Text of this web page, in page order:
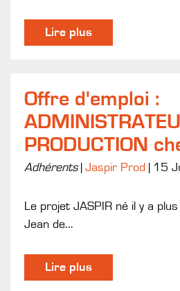
Lire plus
Offre d'emploi :
PRODUCTION
Adhérents Jaspir Prod 15
Le projet JASPIR né il y a
Jean de...
Lire plus